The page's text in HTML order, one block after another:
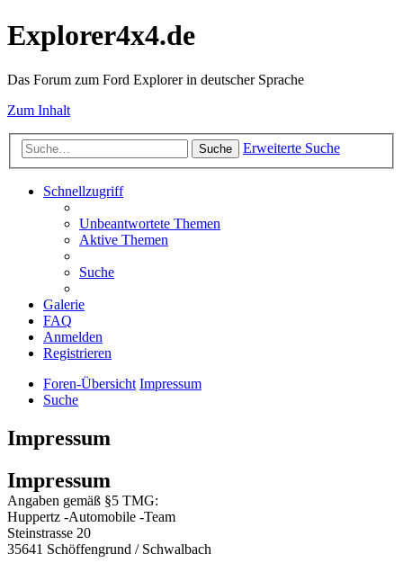
Explorer4x4.de
Das Forum zum Ford Explorer in deutscher Sprache
Zum Inhalt
Suche Erweiterte Suche
Schnellzugriff
Unbeantwortete Themen
Aktive Themen
Suche
Galerie
FAQ
Anmelden
Registrieren
Foren-Übersicht Impressum
Suche
Impressum
Impressum
Angaben gemäß §5 TMG:
Huppertz -Automobile -Team
Steinstrasse 20
35641 Schöffengrund / Schwalbach